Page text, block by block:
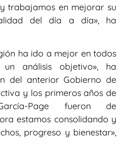
trabajamos en mejorar su
del día a día», ha
ha ido a mejor en todos
análisis objetivo», ha
del anterior Gobierno de
y los primeros años de
Page fueron de
estamos consolidando y
progreso y bienestar»,